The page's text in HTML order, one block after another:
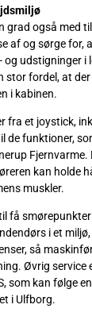
grad også med
af og sørge for,
og udstigninger i
stor fordel, at
i kabinen.
fra et joystick,
de funktioner,
Fjernvarme.
kan holde
muskler.
få
i et
så
Øvrig service
som kan følge
i Ulfborg.